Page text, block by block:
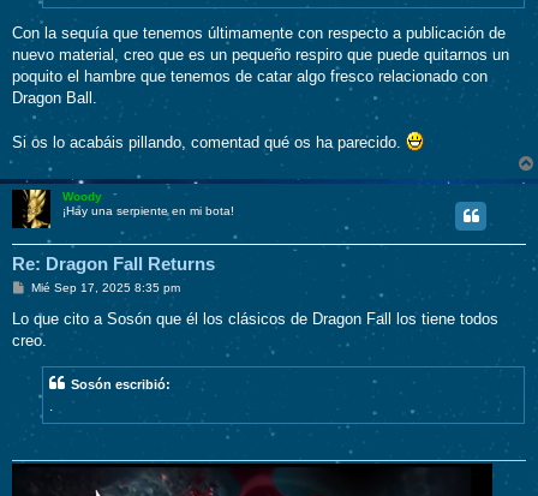
Con la sequía que tenemos últimamente con respecto a publicación de
nuevo material, creo que es un pequeño respiro que puede quitarnos un
poquito el hambre que tenemos de catar algo fresco relacionado con
Dragon Ball.
Si os lo acabáis pillando, comentad qué os ha parecido.
Woody
¡Hay una serpiente en mi bota!
Re: Dragon Fall Returns
M
n
s
a
Mié Sep 17, 2025 8:35 pm
Lo que cito a Sosón que él los clásicos de Dragon Fall los tiene todos
creo.
Sosón escribió:
.